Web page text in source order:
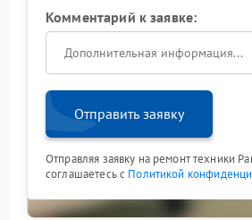
Комментарий к заявке:
Отправить заявку
Отправляя заявку на ремонт техники
соглашаетесь с Политикой